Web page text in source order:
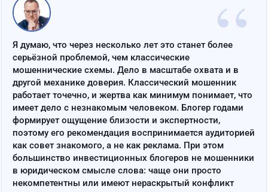
“
Я думаю, что через несколько лет это станет более
серьёзной проблемой, чем классические
мошеннические схемы. Дело в масштабе охвата и в
другой механике доверия. Классический мошенник
работает точечно, и жертва как минимум понимает, что
имеет дело с незнакомым человеком. Блогер годами
формирует ощущение близости и экспертности,
поэтому его рекомендация воспринимается аудиторией
как совет знакомого, а не как реклама. При этом
большинство инвестиционных блогеров не мошенники
в юридическом смысле слова: чаще они просто
некомпетентны или имеют нераскрытый конфликт